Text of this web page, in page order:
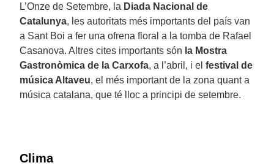
L’Onze de Setembre, la Diada Nacional de
Catalunya, les autoritats més importants del país van
a Sant Boi a fer una ofrena floral a la tomba de Rafael
Casanova. Altres cites importants són la Mostra
Gastronòmica de la Carxofa, a l’abril, i el festival de
música Altaveu, el més important de la zona quant a
música catalana, que té lloc a principi de setembre.
Clima